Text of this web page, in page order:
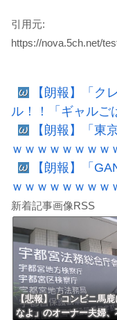
引用元:
https://nova.5ch.net/
【朗報】「ク
ル！！「ギャルご
【朗報】「東
ｗｗｗｗｗｗｗｗ
【朗報】「
ｗｗｗｗｗｗｗｗ
新着記事画像RSS
【悲報】「コンビニ馬鹿
なよ」のオーナー夫婦、